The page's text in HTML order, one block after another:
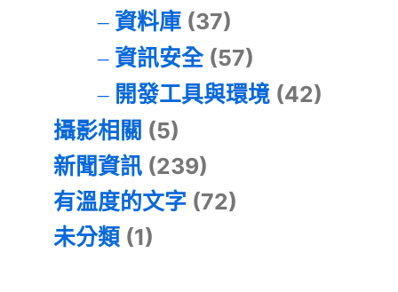
資料庫(37)
資訊安全(57)
開發工具與環境(42)
攝影相關 (5)
新聞資訊 (239)
有溫度的文字 (72)
未分類 (1)